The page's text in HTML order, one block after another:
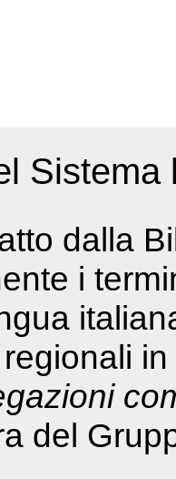
dalla
i
del